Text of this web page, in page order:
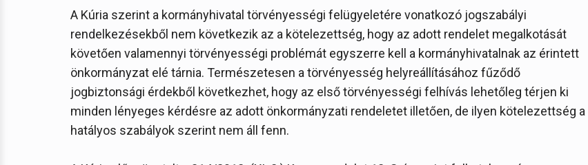
A Kúria szerint a kormányhivatal törvényességi felügyeletére vonatkozó jogszabályi
rendelkezésekből nem következik az a kötelezettség, hogy az adott rendelet megalkotását
követően valamennyi törvényességi problémát egyszerre kell a kormányhivatalnak az érintett
önkormányzat elé tárnia. Természetesen a törvényesség helyreállításához fűződő
jogbiztonsági érdekből következhet, hogy az első törvényességi felhívás lehetőleg térjen ki
minden lényeges kérdésre az adott önkormányzati rendeletet illetően, de ilyen kötelezettség a
hatályos szabályok szerint nem áll fenn.